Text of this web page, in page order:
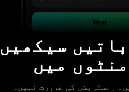
سیکھیں
میں
رجسٹریشن کی ضرورت نہیں۔